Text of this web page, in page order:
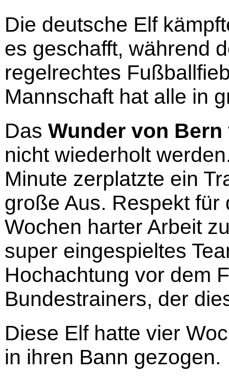
Die deutsche Elf
es geschafft, während
regelrechtes
Mannschaft hat alle in
Das Wunder von
nicht wiederholt
Minute zerplatzte ein
große Aus. Respekt
Wochen harter Arbeit
super eingespieltes
Hochachtung vor dem
Bundestrainers, der
Diese Elf hatte vier
in ihren Bann gezogen.